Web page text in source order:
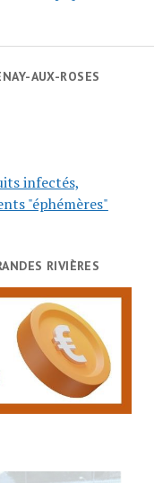
AUX-ROSES
infectés,
"éphémères"
RIVIÈRES